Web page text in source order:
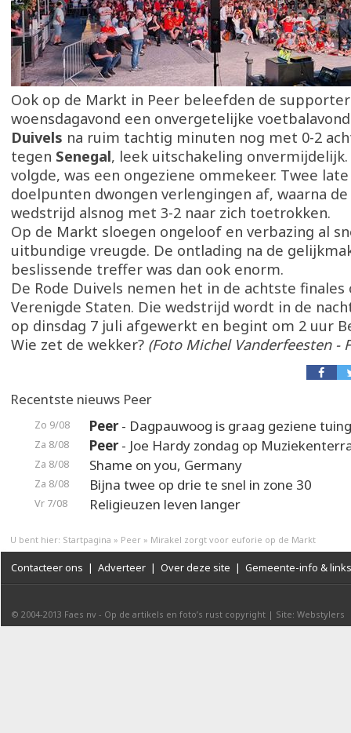
Ook op de Markt in Peer beleefden de
woensdagavond een onvergetelijke
Duivels na ruim tachtig minuten nog met 0-2
tegen Senegal, leek uitschakeling
volgde, was een ongeziene ommekeer. Twee
doelpunten dwongen verlengingen af, waarna
wedstrijd alsnog met 3-2 naar zich toetrokken.
Op de Markt sloegen ongeloof en verbazing al
uitbundige vreugde. De ontlading na de
beslissende treffer was dan ook enorm.
De Rode Duivels nemen het in de achtste
Verenigde Staten. Die wedstrijd wordt in de
op dinsdag 7 juli afgewerkt en begint om 2 uur
Wie zet de wekker? (Foto Michel Vanderfeesten -
Recentste nieuws Peer
Zo 9/08 Peer- Dagpauwoog is graag geziene
Za 8/08 Peer- Joe Hardy zondag op
Za 8/08 Shame on you, Germany
Za 8/08 Bijna twee op drie te snel in zone 30
Vr 7/08 Religieuzen leven langer
U bent hier: Startpagina » Peer » Mirakel zorgt voor euforie op de Markt
Contacteer ons | Adverteer | Over deze site | Gemeente-info & links
© 2004-2013 Faes nv - Op de artikels en foto’s rust copyright | Site: Webstylers